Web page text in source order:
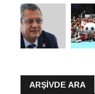
ARŞIVDE ARA